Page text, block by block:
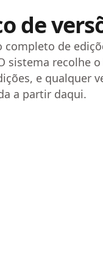
de
completo de
sistema recolhe
e qualquer
a partir daqui.